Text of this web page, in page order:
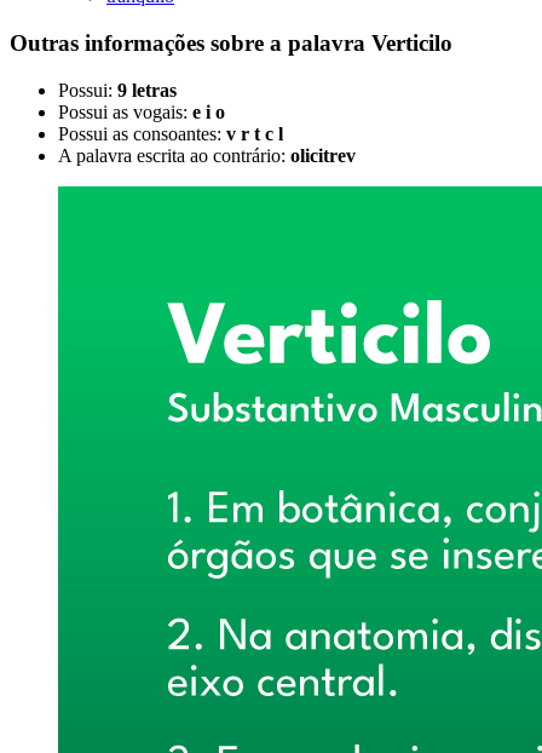
Outras informações sobre a palavra Verticilo
Possui: 9 letras
Possui as vogais: e i o
Possui as consoantes: v r t c l
A palavra escrita ao contrário: olicitrev